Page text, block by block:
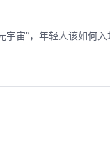
宇宙”，年轻人该如何